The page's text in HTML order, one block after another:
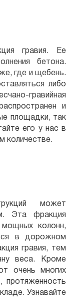
гравия. Ее
бетона.
где и щебень.
либо
гравийная
и
площадки, так
его у нас в
количестве.
может
Эта фракция
колонн,
в дорожном
гравия, тем
веса. Кроме
очень многих
протяженность
Узнавайте